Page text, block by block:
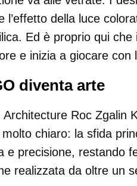
l’effetto della luce
Ed è proprio qui
e inizia a giocare con
diventa arte
Roc Zgalin
chiaro: la sfida
e precisione, restando
realizzata da oltre un